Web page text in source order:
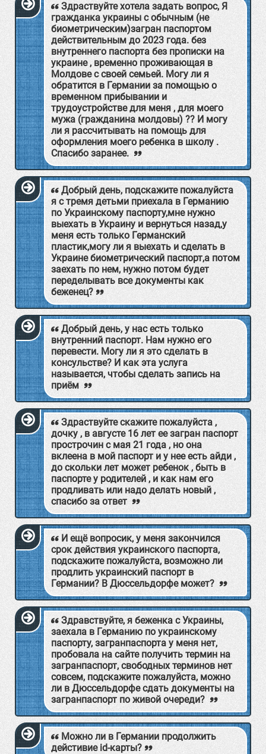
Здраствуйте хотела задать вопрос, Я
гражданка украины с обычным (не
биометрическим)загран паспортом
действительным до 2023 года. без
внутреннего паспорта без прописки на
украине , временно проживающая в
Молдове с своей семьей. Могу ли я
обратится в Германии за помощью о
временном прибывании и
трудоустройстве для меня , для моего
мужа (гражданина молдовы) ?? И могу
ли я рассчитывать на помощь для
оформления моего ребенка в школу .
Спасибо заранее.
Добрый день, подскажите пожалуйста
я с тремя детьми приехала в Германию
по Украинскому паспорту,мне нужно
выехать в Украину и вернуться назад,у
меня есть только Германский
пластик,могу ли я выехать и сделать в
Украине биометрический паспорт,а потом
заехать по нем, нужно потом будет
переделывать все документы как
беженец?
Добрый день, у нас есть только
внутренний паспорт. Нам нужно его
перевести. Могу ли я это сделать в
консульстве? И как эта услуга
называется, чтобы сделать запись на
приём
Здраствуйте скажите пожалуйста ,
дочку , в августе 16 лет ее загран паспорт
прострочин с мая 21 года , но она
вклеена в мой паспорт и у нее есть айди ,
до скольки лет может ребенок , быть в
паспорте у родителей , и как нам его
продливать или надо делать новый ,
спасибо за ответ
И ещё вопросик, у меня закончился
срок действия украинского паспорта,
подскажите пожалуйста, возможно ли
продлить украинский паспорт в
Германии? В Дюссельдорфе может?
Здравствуйте, я беженка с Украины,
заехала в Германию по украинскому
паспорту, загранпаспорта у меня нет,
пробовала на сайте получить термин на
загранпаспорт, свободных терминов нет
совсем, подскажите пожалуйста, можно
ли в Дюссельдорфе сдать документы на
загранпаспорт по живой очереди?
Можно ли в Германии продолжить
дейстивие id-карты?